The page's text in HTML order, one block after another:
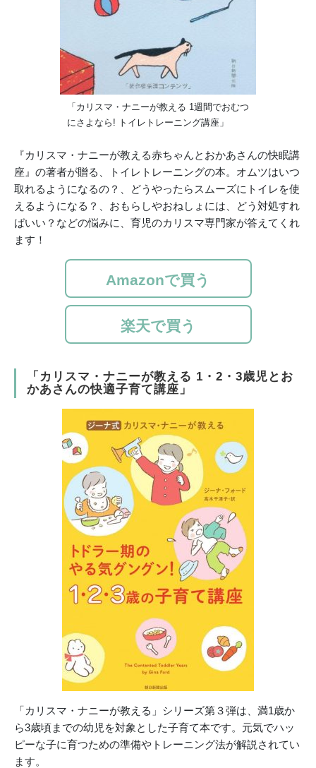
「カリスマ・ナニーが教える 1週間でおむつ
にさよなら! トイレトレーニング講座」
『カリスマ・ナニーが教える赤ちゃんとおかあさんの快眠講
座』の著者が贈る、トイレトレーニングの本。オムツはいつ
取れるようになるの？、どうやったらスムーズにトイレを使
えるようになる？、おもらしやおねしょには、どう対処すれ
ばいい？などの悩みに、育児のカリスマ専門家が答えてくれ
ます！
Amazonで買う
楽天で買う
「カリスマ・ナニーが教える 1・2・3歳児とお
かあさんの快適子育て講座」
「カリスマ・ナニーが教える」シリーズ第３弾は、満1歳か
ら3歳頃までの幼児を対象とした子育て本です。元気でハッ
ピーな子に育つための準備やトレーニング法が解説されてい
ます。